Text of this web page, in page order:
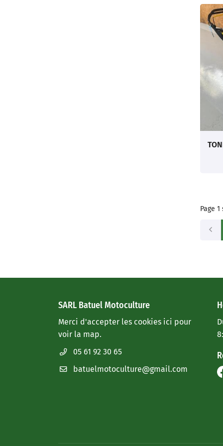
Page 1
SARL Batuel Motoculture
Merci d'accepter les cookies ici pour
voir la map.
05 61 92 30 65